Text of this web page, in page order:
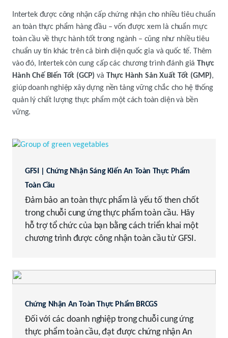
Intertek được công nhận cấp chứng nhận cho nhiều tiêu chuẩn
an toàn thực phẩm hàng đầu – vốn được xem là chuẩn mực
toàn cầu về thực hành tốt trong ngành – cũng như nhiều tiêu
chuẩn uy tín khác trên cả bình diện quốc gia và quốc tế. Thêm
vào đó, Intertek còn cung cấp các chương trình đánh giáThực
Hành Chế Biến Tốt (GCP) và Thực Hành Sản Xuất Tốt (GMP),
giúp doanh nghiệp xây dựng nền tảng vững chắc cho hệ thống
quản lý chất lượng thực phẩm một cách toàn diện và bền
vững.
GFSI | Chứng Nhận Sáng Kiến An Toàn Thực Phẩm
Toàn Cầu
Đảm bảo an toàn thực phẩm là yếu tố then chốt
trong chuỗi cung ứng thực phẩm toàn cầu. Hãy
hỗ trợ tổ chức của bạn bằng cách triển khai một
chương trình được công nhận toàn cầu từ GFSI.
Chứng Nhận An Toàn Thực Phẩm BRCGS
Đối với các doanh nghiệp trong chuỗi cung ứng
thực phẩm toàn cầu, đạt được chứng nhận An